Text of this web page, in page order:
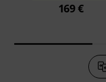
169 €